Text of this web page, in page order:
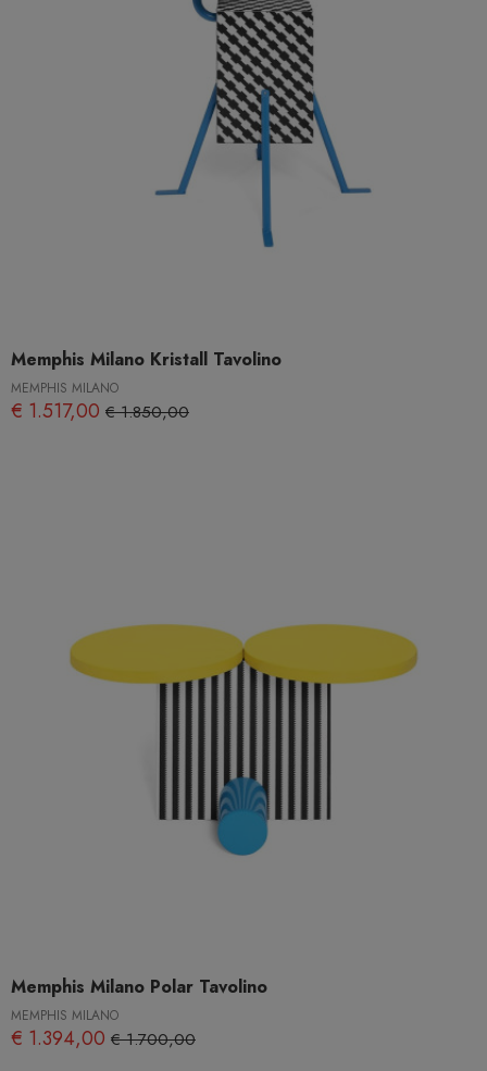
Memphis Milano Kristall Tavolino
MEMPHIS MILANO
€ 1.517,00 € 1.850,00
Memphis Milano Polar Tavolino
MEMPHIS MILANO
€ 1.394,00 € 1.700,00